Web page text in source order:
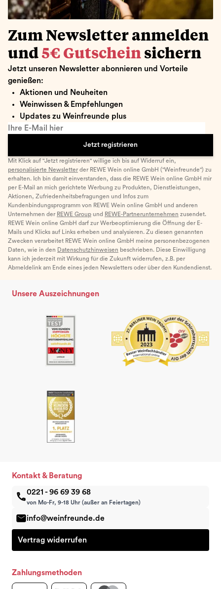
Zum Newsletter anmelden
und 5€ Gutschein sichern
Jetzt unseren Newsletter abonnieren und Vorteile
genießen:
Aktionen und Neuheiten
Weinwissen & Empfehlungen
Updates zu Weinfreunde plus
Ihre E-Mail hier
Jetzt registrieren
Mit Klick auf "Jetzt registrieren" willige ich bis auf Widerruf ein,
personalisierte Newsletter der REWE Wein online GmbH ("Weinfreunde") zu
erhalten. Ich bin damit einverstanden, dass die REWE Wein online GmbH mir
per E-Mail an mich gerichtete Werbung zu Produkten, Dienstleistungen,
Aktionen, Zufriedenheitsbefragungen und Infos zum
Kundenbindungsprogramm von REWE Wein online GmbH und anderen
Unternehmen der REWE Group und REWE-Partnerunternehmen zusendet.
REWE Wein online GmbH darf zur Werbeoptimierung die Öffnung der E-
Mails und Klicks auf Links erheben und analysieren. Zu diesen genannten
Zwecken verarbeitet REWE Wein online GmbH meine personenbezogenen
Daten, wie in den Datenschutzhinweisen beschrieben. Diese Einwilligung
kann ich jederzeit mit Wirkung für die Zukunft widerrufen, z.B. per
Abmeldelink am Ende eines jeden Newsletters oder über den Kundendienst.
Unsere Auszeichnungen
Kontakt & Beratung
0221 - 96 69 39 68
von Mo-Fr, 9-18 Uhr (außer an Feiertagen)
info@weinfreunde.de
Vertrag widerrufen
Zahlungsmethoden